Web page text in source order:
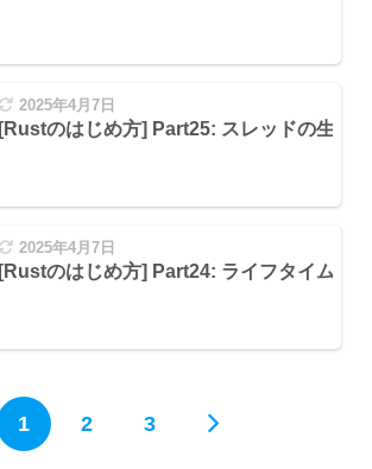
2025年4月7日
[Rustのはじめ方] Part25: スレッドの生成
2025年4月7日
[Rustのはじめ方] Part24: ライフタイム注
1 2 3